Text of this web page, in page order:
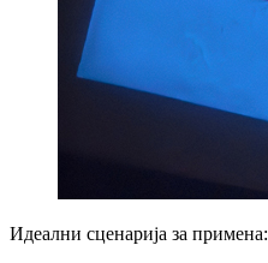
Идеални сценарија за примена: